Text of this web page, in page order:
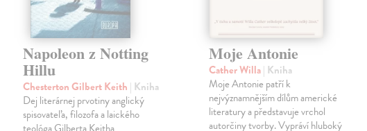
Napoleon z Notting
Hillu
Chesterton Gilbert Keith | Kniha
Dej literárnej prvotiny anglický
spisovateľa, filozofa a laického
Moje Antonie
Cather Willa| Kniha
Moje Antonie patří k
nejvýznamnějším dílům americké
literatury a představuje vrchol
autorčiny tvorby. Vypráví hluboký